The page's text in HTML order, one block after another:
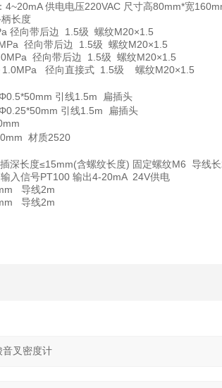
供电电压220VAC 尺寸高80mm*宽
长度
径向带后边 1.5级 螺纹M20×1.5
径向带后边 1.5级 螺纹M20×1.5
径向带后边 1.5级 螺纹M20×1.5
1.0MPa 径向直接式 1.5级 螺纹M20×1.5
引线1.5m 扁插头
引线1.5m 扁插头
材质2520
深长度≤15mm(含螺纹长度) 固定螺纹M6 导线
入信号PT100 输出4-20mA 24V供电
导线2m
导线2m